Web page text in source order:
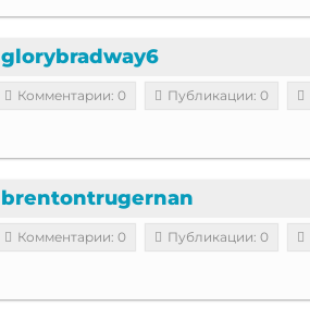
glorybradway6
Комментарии: 0 Публикации: 0
brentontrugernan
Комментарии: 0 Публикации: 0